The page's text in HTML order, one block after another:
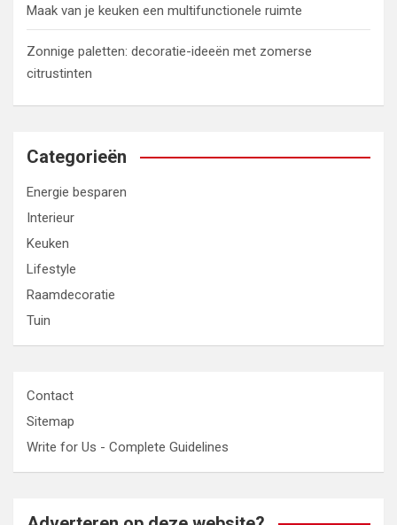
Maak van je keuken een multifunctionele ruimte
Zonnige paletten: decoratie-ideeën met zomerse
citrustinten
Categorieën
Energie besparen
Interieur
Keuken
Lifestyle
Raamdecoratie
Tuin
Contact
Sitemap
Write for Us - Complete Guidelines